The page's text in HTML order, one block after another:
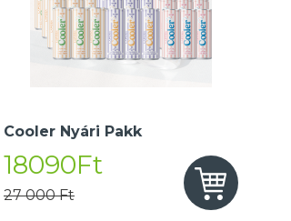
Cooler Nyári Pakk
18090Ft
27 000 Ft